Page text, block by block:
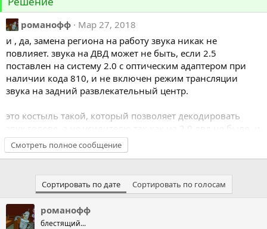
к
ц
и
и
:
романофф
Мар 27, 2018
и , да, замена региона на работу звука никак не
повлияет. звука на ДВД может не быть, если 2.5
поставлен на систему 2.0 с оптическим адаптером при
наличии кода 810, и не включен режим трансляции
звука на задний развлекательный центр.
это костыль такой, который позволяет декодировать
звук голове, а не усилителю так как на 2.0 двд не было, и
усилитель просто не умеет его звук декодировать.
Смотреть полное сообщение
Сортировать по дате Сортировать по голосам
романофф
блестящий...